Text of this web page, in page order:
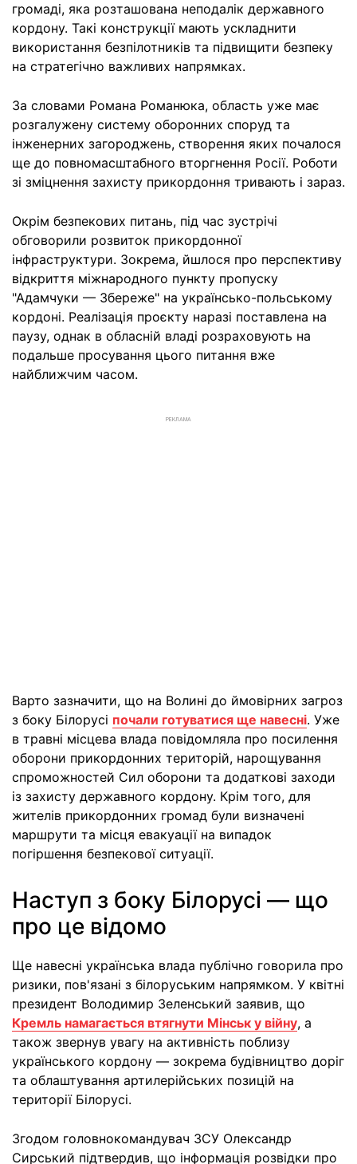
громаді, яка розташована неподалік державного
кордону. Такі конструкції мають ускладнити
використання безпілотників та підвищити безпеку
на стратегічно важливих напрямках.
За словами Романа Романюка, область уже має
розгалужену систему оборонних споруд та
інженерних загороджень, створення яких почалося
ще до повномасштабного вторгнення Росії. Роботи
зі зміцнення захисту прикордоння тривають і зараз.
Окрім безпекових питань, під час зустрічі
обговорили розвиток прикордонної
інфраструктури. Зокрема, йшлося про перспективу
відкриття міжнародного пункту пропуску
"Адамчуки — Збереже" на українсько-польському
кордоні. Реалізація проєкту наразі поставлена на
паузу, однак в обласній владі розраховують на
подальше просування цього питання вже
найближчим часом.
РЕКЛАМА
Варто зазначити, що на Волині до ймовірних загроз
з боку Білорусі почали готуватися ще навесні. Уже
в травні місцева влада повідомляла про посилення
оборони прикордонних територій, нарощування
спроможностей Сил оборони та додаткові заходи
із захисту державного кордону. Крім того, для
жителів прикордонних громад були визначені
маршрути та місця евакуації на випадок
погіршення безпекової ситуації.
Наступ з боку Білорусі — що
про це відомо
Ще навесні українська влада публічно говорила про
ризики, пов'язані з білоруським напрямком. У квітні
президент Володимир Зеленський заявив, що
Кремль намагається втягнути Мінськ у війну, а
також звернув увагу на активність поблизу
українського кордону — зокрема будівництво доріг
та облаштування артилерійських позицій на
території Білорусі.
Згодом головнокомандувач ЗСУ Олександр
Сирський підтвердив, що інформація розвідки про